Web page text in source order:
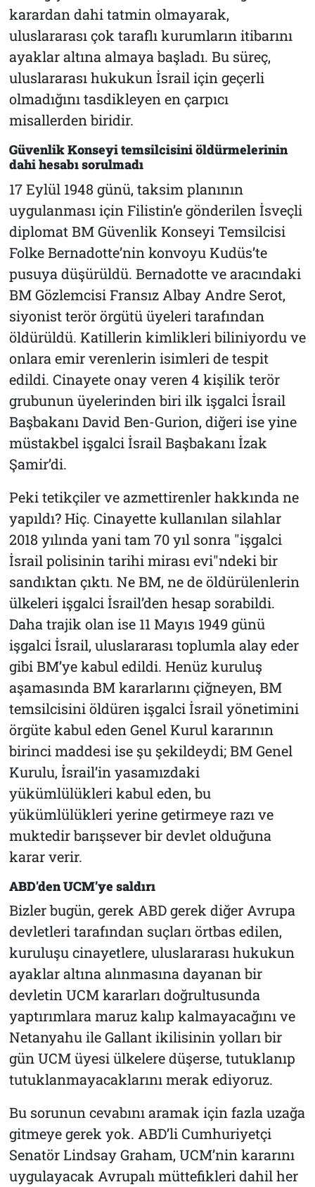
karardan dahi tatmin olmayarak,
uluslararası çok taraflı kurumların itibarını
ayaklar altına almaya başladı. Bu süreç,
uluslararası hukukun İsrail için geçerli
olmadığını tasdikleyen en çarpıcı
misallerden biridir.
Güvenlik Konseyi temsilcisini öldürmelerinin
dahi hesabı sorulmadı
17 Eylül 1948 günü, taksim planının
uygulanması için Filistin’e gönderilen İsveçli
diplomat BM Güvenlik Konseyi Temsilcisi
Folke Bernadotte’nin konvoyu Kudüs’te
pusuya düşürüldü. Bernadotte ve aracındaki
BM Gözlemcisi Fransız Albay Andre Serot,
siyonist terör örgütü üyeleri tarafından
öldürüldü. Katillerin kimlikleri biliniyordu ve
onlara emir verenlerin isimleri de tespit
edildi. Cinayete onay veren 4 kişilik terör
grubunun üyelerinden biri ilk işgalci İsrail
Başbakanı David Ben-Gurion, diğeri ise yine
müstakbel işgalci İsrail Başbakanı İzak
Şamir’di.
Peki tetikçiler ve azmettirenler hakkında ne
yapıldı? Hiç. Cinayette kullanılan silahlar
2018 yılında yani tam 70 yıl sonra "işgalci
İsrail polisinin tarihi mirası evi"ndeki bir
sandıktan çıktı. Ne BM, ne de öldürülenlerin
ülkeleri işgalci İsrail’den hesap sorabildi.
Daha trajik olan ise 11 Mayıs 1949 günü
işgalci İsrail, uluslararası toplumla alay eder
gibi BM’ye kabul edildi. Henüz kuruluş
aşamasında BM kararlarını çiğneyen, BM
temsilcisini öldüren işgalci İsrail yönetimini
örgüte kabul eden Genel Kurul kararının
birinci maddesi ise şu şekildeydi; BM Genel
Kurulu, İsrail’in yasamızdaki
yükümlülükleri kabul eden, bu
yükümlülükleri yerine getirmeye razı ve
muktedir barışsever bir devlet olduğuna
karar verir.
ABD'den UCM’ye saldırı
Bizler bugün, gerek ABD gerek diğer Avrupa
devletleri tarafından suçları örtbas edilen,
kuruluşu cinayetlere, uluslararası hukukun
ayaklar altına alınmasına dayanan bir
devletin UCM kararları doğrultusunda
yaptırımlara maruz kalıp kalmayacağını ve
Netanyahu ile Gallant ikilisinin yolları bir
gün UCM üyesi ülkelere düşerse, tutuklanıp
tutuklanmayacaklarını merak ediyoruz.
Bu sorunun cevabını aramak için fazla uzağa
gitmeye gerek yok. ABD’li Cumhuriyetçi
Senatör Lindsay Graham, UCM’nin kararını
uygulayacak Avrupalı müttefikleri dahil her